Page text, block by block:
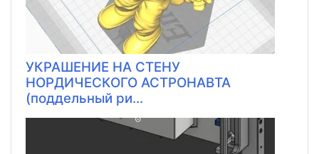
УКРАШЕНИЕ НА СТЕНУ
НОРДИЧЕСКОГО АСТРОНАВТА
(поддельный ри...